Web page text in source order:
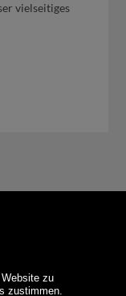
vielseitiges
zu
zustimmen.